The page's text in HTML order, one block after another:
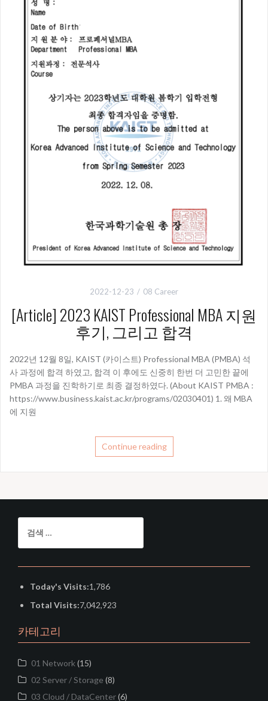
2022-12-23 08 Career
[Article] 2023 KAIST Professional MBA 지원
후기, 그리고 합격
2022년 12월 8일, KAIST (카이스트) Professional MBA (PMBA) 석
사 과정에 합격 하였고, 합격 이 후에도 신중히 한번 더 고민한 끝에
PMBA 과정을 진학하기로 최종 결정하였다. (About KAIST PMBA :
https://www.business.kaist.ac.kr/programs/02030401) 1. 왜 MBA
에 지원
Continue reading
색:
Today's Visits:1,786
Total Visits:7,042,923
카테고리
01 Network (15)
02 Server / Storage (8)
03 Cloud / DataCenter(6)